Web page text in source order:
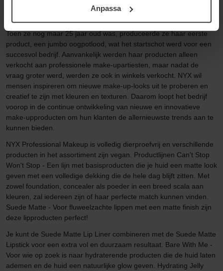
samt vår Integritetspolicy.Anpassa
Professional Makeup Het merk werd opgericht door een jonge
Toen ze nog maar 25 jaar oud was, produceerde ze haar eerste
product, een jumbo oogpotlood, wat het startschot werd voor een
succesvol bedrijf. Aanvankelijk werden haar producten alleen
verkocht aan professionele make-upartiesten, maar nadat de
vraag groter werd, werden ze ook in winkels verkocht. NYX wil
mensen inspireren om nieuwe make-up-looks uit te proberen en
creatief te zijn met kleuren en texturen. Daarom loopt het bedrijf
voorop in de continue ontwikkeling van nieuwe en innovatieve
make-upproducten om hun klanten de allernieuwste trends aan te
kunnen bieden.
NYX Professional Makeup is volledig dierproefvrij en verschillende
producten in het assortiment zijn vegan. Productlijnen Can't Stop
Won't Stop - Een lijn met basisproducten die je huid een matte look
geven met een volledige dekking die de hele dag blijft zitten. Met
zowel foundation, concealer als poeder in een breed scala aan
kleuren, zal iedereen zijn of haar perfecte match kunnen vinden.
Suede Matte - Voor fluweelzachte lippen met een matte finish zijn
deze lipproducten perfect!
Je kunt de Suede Matte Lip Liner combineren met de Suede Matte
Lipstick voor een extra vol en duurzaam resultaat. Bare With Me -
Voor wie op zoek is naar hydraterende producten die de huid laten
ademen en de huid een natuurlijke glow geven. Hydrating Jelly